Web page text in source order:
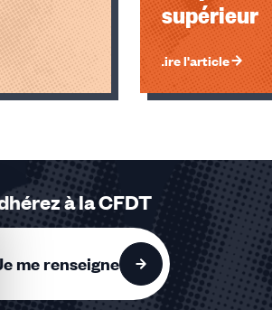
le bandeau des
supérieur
Lire l'article
à la CFDT
me renseigne